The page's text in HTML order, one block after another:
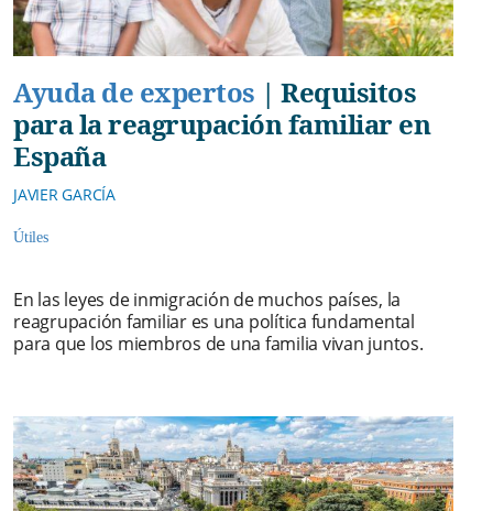
Ayuda de expertos | Requisitos
para la reagrupación familiar en
España
JAVIER GARCÍA
Útiles
En las leyes de inmigración de muchos países, la
reagrupación familiar es una política fundamental
para que los miembros de una familia vivan juntos.